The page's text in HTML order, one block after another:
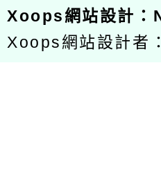
Xoops網站設計 ：
Xoops網站設計者